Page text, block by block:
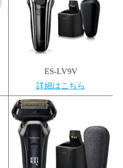
ES-LV9V
詳細はこちら